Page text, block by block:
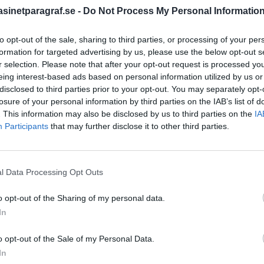
- Do Not Process My Personal Information
opt-out of the sale, sharing to third parties, or processing of your
for targeted advertising by us, please use the below opt-out
selection. Please note that after your opt-out request is processed
interest-based ads based on personal information utilized by us
to third parties prior to your opt-out. You may separately
of your personal information by third parties on the IAB’s list of
This information may also be disclosed by us to third parties on the
Participants that may further disclose it to other third parties.
Data Processing Opt Outs
opt-out of the Sharing of my personal data.
opt-out of the Sale of my Personal Data.
STÖD OSS
Stöd Para§raf –
högertrollen
PRENUMERERA PÅ
Börje R